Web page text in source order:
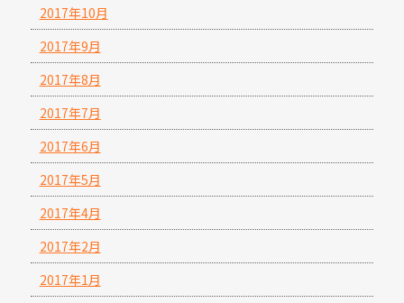
2017年10月
2017年9月
2017年8月
2017年7月
2017年6月
2017年5月
2017年4月
2017年2月
2017年1月